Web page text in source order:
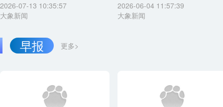
2026-07-13 10:35:57
大象新闻
2026-06-04 11:57:39
大象新闻
更多>
早报